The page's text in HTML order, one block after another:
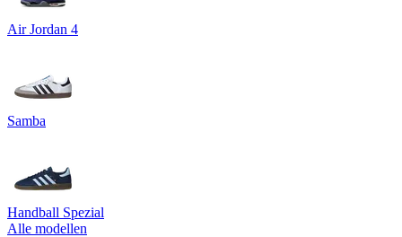
Air Jordan 4
Samba
Handball Spezial
Alle modellen